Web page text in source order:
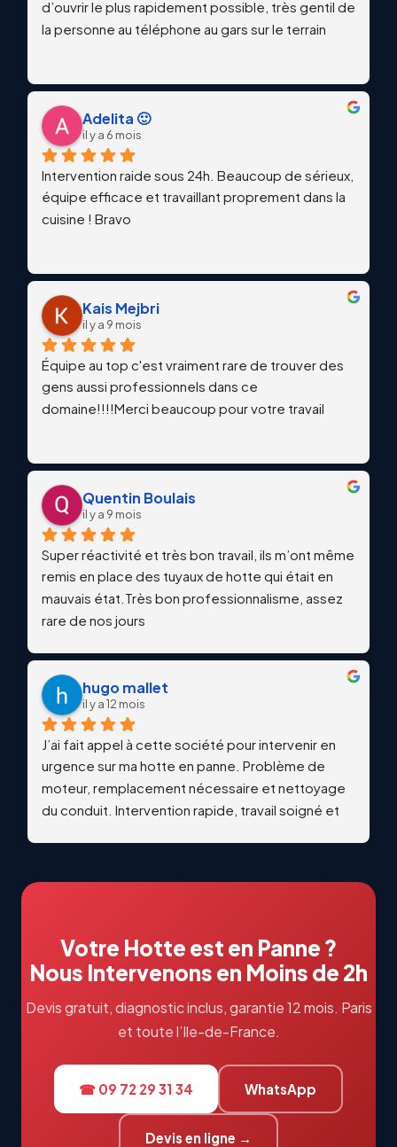
d’ouvrir le plus rapidement possible, très gentil de
la personne au téléphone au gars sur le terrain
Adelita 🙂
il y a 6 mois
Intervention raide sous 24h. Beaucoup de sérieux,
équipe efficace et travaillant proprement dans la
cuisine ! Bravo
Kais Mejbri
il y a 9 mois
Équipe au top c'est vraiment rare de trouver des
gens aussi professionnels dans ce
domaine!!!!Merci beaucoup pour votre travail
Quentin Boulais
il y a 9 mois
Super réactivité et très bon travail, ils m’ont même
remis en place des tuyaux de hotte qui était en
mauvais état.Très bon professionnalisme, assez
rare de nos jours
hugo mallet
il y a 12 mois
J’ai fait appel à cette société pour intervenir en
urgence sur ma hotte en panne. Problème de
moteur, remplacement nécessaire et nettoyage
du conduit. Intervention rapide, travail soigné et
Votre Hotte est en Panne ?
Nous Intervenons en Moins de 2h
Devis gratuit, diagnostic inclus, garantie 12 mois. Paris
et toute l’Ile-de-France.
☎ 09 72 29 31 34 WhatsApp
Devis en ligne →